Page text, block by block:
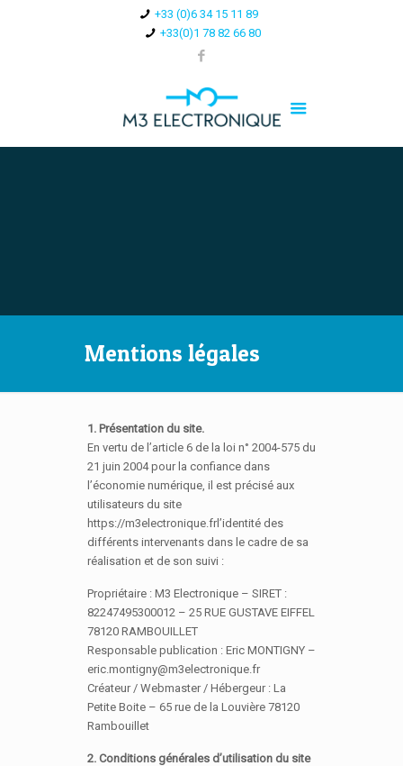
+33 (0)6 34 15 11 89
+33(0)1 78 82 66 80
Mentions légales
1. Présentation du site.
En vertu de l’article 6 de la loi n° 2004-575 du
21 juin 2004 pour la confiance dans
l’économie numérique, il est précisé aux
utilisateurs du site
https://m3electronique.frl’identité des
différents intervenants dans le cadre de sa
réalisation et de son suivi :
Propriétaire : M3 Electronique – SIRET :
82247495300012 – 25 RUE GUSTAVE EIFFEL
78120 RAMBOUILLET
Responsable publication : Eric MONTIGNY –
eric.montigny@m3electronique.fr
Créateur / Webmaster / Hébergeur : La
Petite Boite – 65 rue de la Louvière 78120
Rambouillet
2. Conditions générales d’utilisation du site